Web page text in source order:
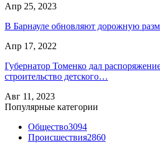
Апр 25, 2023
В Барнауле обновляют дорожную
Апр 17, 2022
Губернатор Томенко дал
строительство детского…
Авг 11, 2023
Популярные категории
Общество3094
Происшествия2860